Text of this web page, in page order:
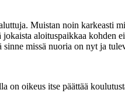
Muistan noin karkeasti
aloituspaikkaa kohden
missä nuoria on nyt ja
oikeus itse päättää